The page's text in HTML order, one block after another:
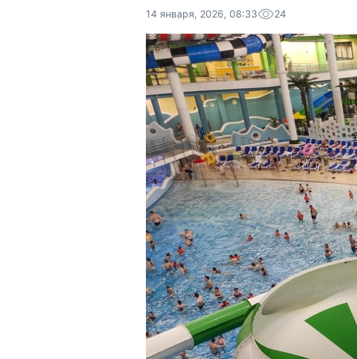
14 января, 2026, 08:33 24